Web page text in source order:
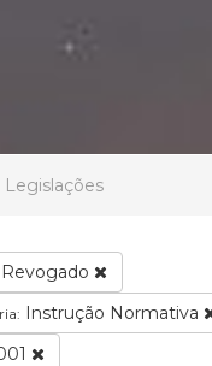
Legislações
Revogado
Instrução Normativa